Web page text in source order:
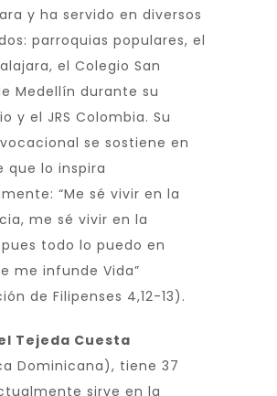
y ha servido en diversos
parroquias populares, el
el Colegio San
Medellín durante su
y el JRS Colombia. Su
se sostiene en
que lo inspira
“Me sé vivir en la
me sé vivir en la
todo lo puedo en
me infunde Vida”
de Filipenses 4,12-13).
Tejeda Cuesta
Dominicana), tiene 37
sirve en la